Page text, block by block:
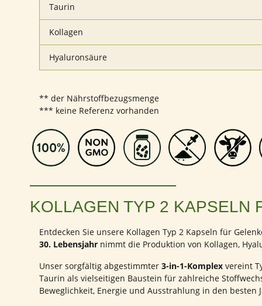
Taurin
Kollagen
Hyaluronsäure
** der Nährstoffbezugsmenge
*** keine Referenz vorhanden
KOLLAGEN TYP 2 KAPSELN
Entdecken Sie unsere Kollagen Typ 2 Kapseln für
30. Lebensjahrnimmt die Produktion von Kollagen,
Unser sorgfältig abgestimmter 3-in-1-Komplexvereint
Taurin als vielseitigen Baustein für zahlreiche
Beweglichkeit, Energie und Ausstrahlung in den